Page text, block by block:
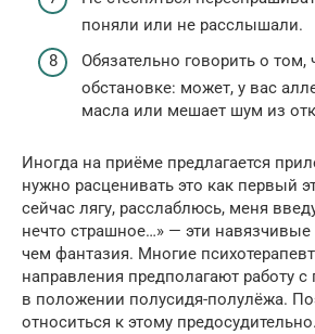
поняли или не расслышали.
Обязательно говорить о том,
обстановке: может, у вас
масла или мешает шум из
Иногда на приёме предлагается
нужно расценивать это как первый
сейчас лягу, расслаблюсь, меня
нечто страшное…» — эти
чем фантазия. Многие
направления предполагают работу
в положении полусидя-полулёжа.
относиться к этому